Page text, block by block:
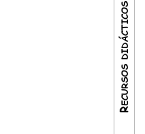
R
ECURSOS DIDÁCTICOS